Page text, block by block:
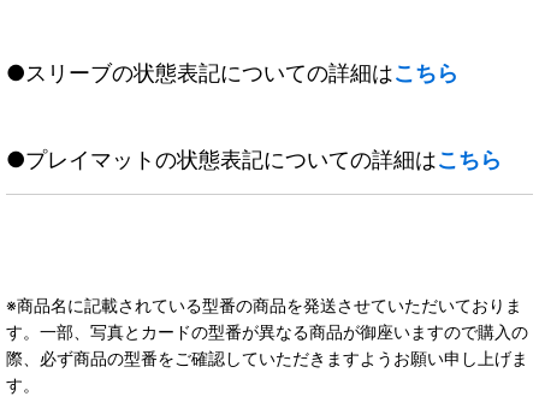
●スリーブの状態表記についての詳細はこちら
●プレイマットの状態表記についての詳細はこちら
※商品名に記載されている型番の商品を発送させていただいておりま
す。一部、写真とカードの型番が異なる商品が御座いますので購入の
際、必ず商品の型番をご確認していただきますようお願い申し上げま
す。